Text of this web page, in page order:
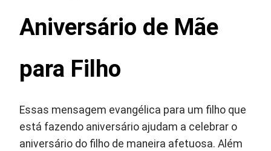
Aniversário de Mãe
para Filho
Essas mensagem evangélica para um filho que
está fazendo aniversário ajudam a celebrar o
aniversário do filho de maneira afetuosa. Além